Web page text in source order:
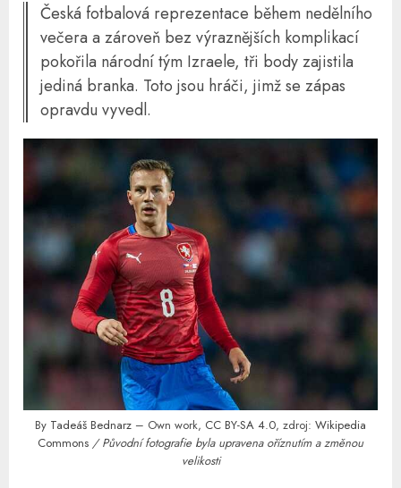
Česká fotbalová reprezentace během nedělního
večera a zároveň bez výraznějších komplikací
pokořila národní tým Izraele, tři body zajistila
jediná branka. Toto jsou hráči, jimž se zápas
opravdu vyvedl.
By Tadeáš Bednarz – Own work, CC BY-SA 4.0, zdroj: Wikipedia
Commons / Původní fotografie byla upravena oříznutím a změnou
velikosti